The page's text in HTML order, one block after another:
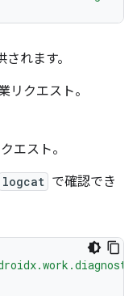
れます。
リクエスト。
エスト。
logcat で確認でき